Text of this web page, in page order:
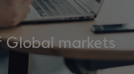
Global markets